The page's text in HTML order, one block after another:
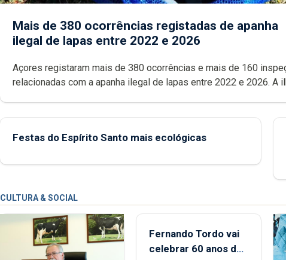
Mais de 380 ocorrências registadas de apanha
ilegal de lapas entre 2022 e 2026
Açores registaram mais de 380 ocorrências e mais de 160 inspeções
relacionadas com a apanha ilegal de lapas entre 2022 e 2026. A ilha
Festas do Espírito Santo mais ecológicas
CULTURA & SOCIAL
Fernando Tordo vai
celebrar 60 anos de